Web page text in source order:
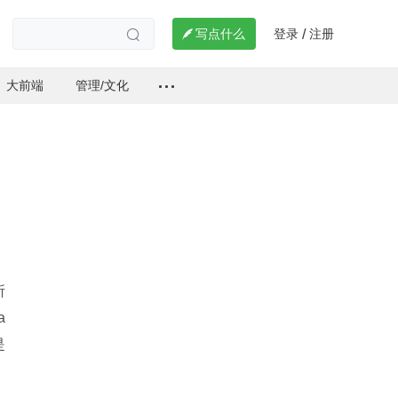
  写点什么 登录 / 注册
大前端 管理/文化